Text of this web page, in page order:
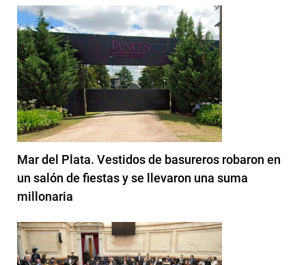
Mar del Plata. Vestidos de basureros robaron en
un salón de fiestas y se llevaron una suma
millonaria